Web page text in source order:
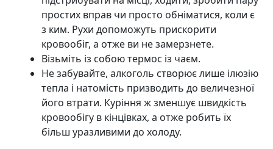
простих вправ чи просто обніматися, коли є
з ким. Рухи допоможуть прискорити
кровообіг, а отже ви не замерзнете.
Візьміть із собою термос із чаєм.
Не забувайте, алкоголь створює лише ілюзію
тепла і натомість призводить до величезної
його втрати. Куріння ж зменшує швидкість
кровообігу в кінцівках, а отже робить їх
більш уразливими до холоду.